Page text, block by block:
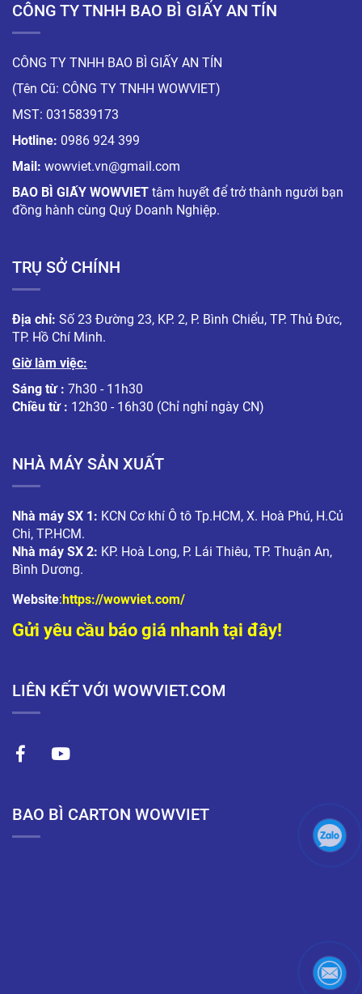
CÔNG TY TNHH BAO BÌ GIẤY AN TÍN
CÔNG TY TNHH BAO BÌ GIẤY AN TÍN
(Tên Cũ: CÔNG TY TNHH WOWVIET)
MST: 0315839173
Hotline: 0986 924 399
Mail: wowviet.vn@gmail.com
BAO BÌ GIẤY WOWVIET tâm huyết để trở thành người bạn
đồng hành cùng Quý Doanh Nghiệp.
TRỤ SỞ CHÍNH
Địa chỉ: Số 23 Đường 23, KP. 2, P. Bình Chiểu, TP. Thủ Đức,
TP. Hồ Chí Minh.
Giờ làm việc:
Sáng từ : 7h30 - 11h30
Chiều từ : 12h30 - 16h30 (Chỉ nghỉ ngày CN)
NHÀ MÁY SẢN XUẤT
Nhà máy SX 1: KCN Cơ khí Ô tô Tp.HCM, X. Hoà Phú, H.Củ
Chi, TP.HCM.
Nhà máy SX 2: KP. Hoà Long, P. Lái Thiêu, TP. Thuận An,
Bình Dương.
Website:https://wowviet.com/
Gửi yêu cầu báo giá nhanh tại đây!
LIÊN KẾT VỚI WOWVIET.COM
BAO BÌ CARTON WOWVIET